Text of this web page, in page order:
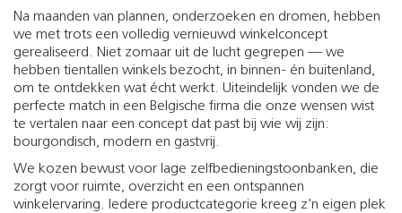
Na maanden van plannen, onderzoeken en dromen, hebben
we met trots een volledig vernieuwd winkelconcept
gerealiseerd. Niet zomaar uit de lucht gegrepen — we
hebben tientallen winkels bezocht, in binnen- én buitenland,
om te ontdekken wat écht werkt. Uiteindelijk vonden we de
perfecte match in een Belgische firma die onze wensen wist
te vertalen naar een concept dat past bij wie wij zijn:
bourgondisch, modern en gastvrij.
We kozen bewust voor lage zelfbedieningstoonbanken, die
zorgt voor ruimte, overzicht en een ontspannen
winkelervaring. Iedere productcategorie kreeg z’n eigen plek